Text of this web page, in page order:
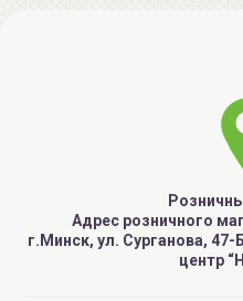
Адрес розничного
г.Минск, ул. Сурганова,
центр